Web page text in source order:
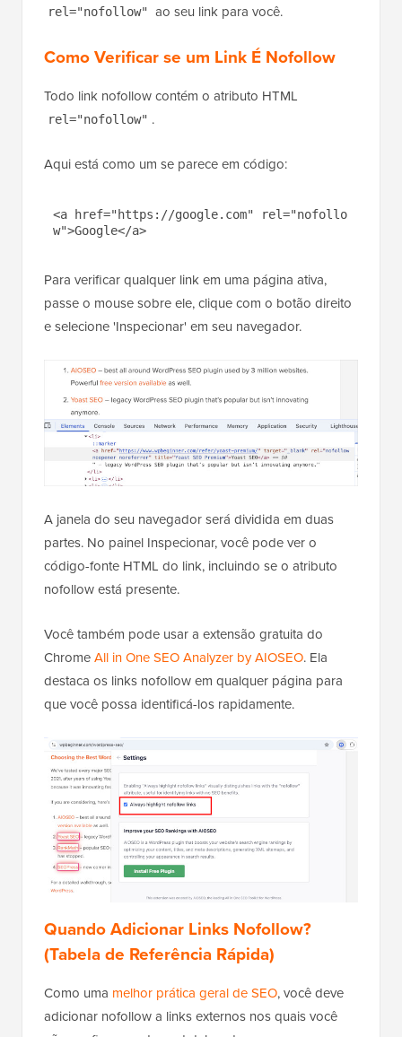
rel="nofollow" ao seu link para você.
Como Verificar se um Link É Nofollow
Todo link nofollow contém o atributo HTML
rel="nofollow" .
Aqui está como um se parece em código:
<a href="https://google.com" rel="nofollo
w">Google</a>
Para verificar qualquer link em uma página ativa,
passe o mouse sobre ele, clique com o botão direito
e selecione 'Inspecionar' em seu navegador.
A janela do seu navegador será dividida em duas
partes. No painel Inspecionar, você pode ver o
código-fonte HTML do link, incluindo se o atributo
nofollow está presente.
Você também pode usar a extensão gratuita do
ChromeAll in One SEO Analyzer by AIOSEO. Ela
destaca os links nofollow em qualquer página para
que você possa identificá-los rapidamente.
Quando Adicionar Links Nofollow?
(Tabela de Referência Rápida)
Como uma melhor prática geral de SEO, você deve
adicionar nofollow a links externos nos quais você